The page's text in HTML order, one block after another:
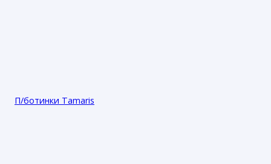
П/ботинки Tamaris